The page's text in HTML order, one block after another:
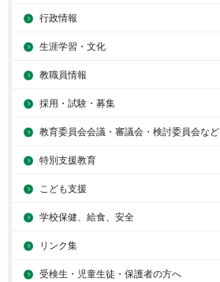
行政情報
生涯学習・文化
教職員情報
採用・試験・募集
教育委員会会議・審議会・検討委員会など
特別支援教育
こども支援
学校保健、給食、安全
リンク集
受検生・児童生徒・保護者の方へ